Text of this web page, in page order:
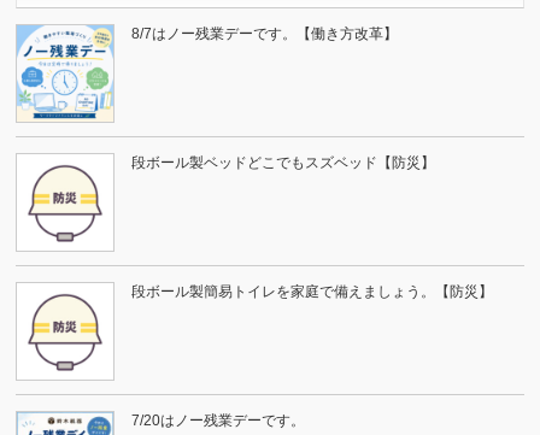
8/7はノー残業デーです。【働き方改革】
段ボール製ベッドどこでもスズベッド【防災】
段ボール製簡易トイレを家庭で備えましょう。【防災】
7/20はノー残業デーです。